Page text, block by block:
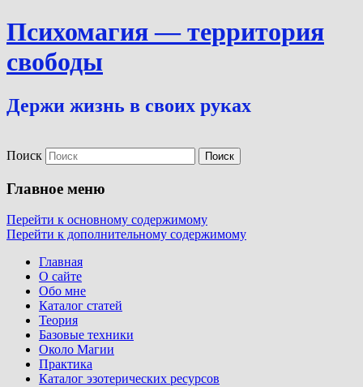
Психомагия — территория
свободы
Держи жизнь в своих руках
Поиск
Главное меню
Перейти к основному содержимому
Перейти к дополнительному содержимому
Главная
О сайте
Обо мне
Каталог статей
Теория
Базовые техники
Около Магии
Практика
Каталог эзотерических ресурсов